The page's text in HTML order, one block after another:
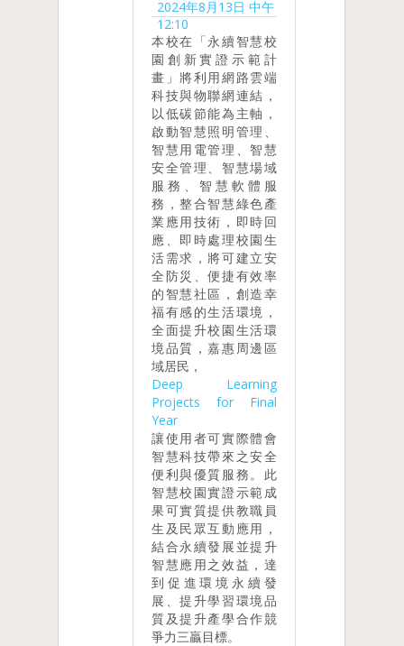
2024年8月13日 中午
12:10
本校在「永續智慧校
園創新實證示範計
畫」將利用網路雲端
科技與物聯網連結，
以低碳節能為主軸，
啟動智慧照明管理、
智慧用電管理、智慧
安全管理、智慧場域
服務、智慧軟體服
務，整合智慧綠色產
業應用技術，即時回
應、即時處理校園生
活需求，將可建立安
全防災、便捷有效率
的智慧社區，創造幸
福有感的生活環境，
全面提升校園生活環
境品質，嘉惠周邊區
域居民，
Deep Learning
Projects for Final
Year
讓使用者可實際體會
智慧科技帶來之安全
便利與優質服務。此
智慧校園實證示範成
果可實質提供教職員
生及民眾互動應用，
結合永續發展並提升
智慧應用之效益，達
到促進環境永續發
展、提升學習環境品
質及提升產學合作競
爭力三贏目標。